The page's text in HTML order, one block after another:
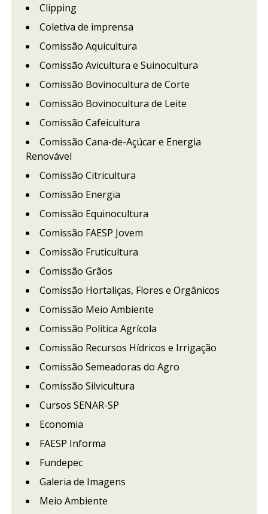
Clipping
Coletiva de imprensa
Comissão Aquicultura
Comissão Avicultura e Suinocultura
Comissão Bovinocultura de Corte
Comissão Bovinocultura de Leite
Comissão Cafeicultura
Comissão Cana-de-Açúcar e Energia
Renovável
Comissão Citricultura
Comissão Energia
Comissão Equinocultura
Comissão FAESP Jovem
Comissão Fruticultura
Comissão Grãos
Comissão Hortaliças, Flores e Orgânicos
Comissão Meio Ambiente
Comissão Política Agrícola
Comissão Recursos Hídricos e Irrigação
Comissão Semeadoras do Agro
Comissão Silvicultura
Cursos SENAR-SP
Economia
FAESP Informa
Fundepec
Galeria de Imagens
Meio Ambiente